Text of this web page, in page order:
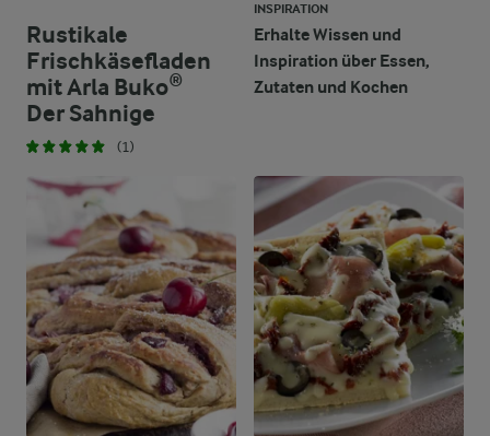
Rustikale
Frischkäsefladen
mit Arla Buko®
Der Sahnige
(1)
INSPIRATION
Erhalte Wissen und
Inspiration über Essen,
Zutaten und Kochen